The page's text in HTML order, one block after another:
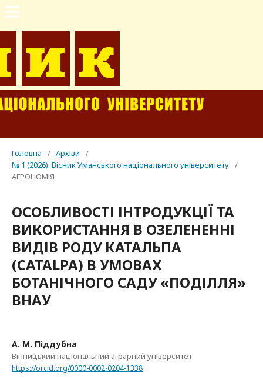
Головна / Архіви
/
№ 1 (2026): Вісник Уманського національного університету /
АГРОНОМІЯ
ОСОБЛИВОСТІ ІНТРОДУКЦІЇ ТА
ВИКОРИСТАННЯ В ОЗЕЛЕНЕННІ
ВИДІВ РОДУ КАТАЛЬПА
(CATALPA) В УМОВАХ
БОТАНІЧНОГО САДУ «ПОДІЛЛЯ»
ВНАУ
А. М. Піддубна
Вінницький національний аграрний університет
https://orcid.org/0000-0002-0204-1338